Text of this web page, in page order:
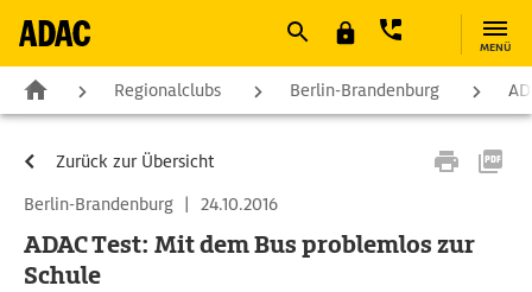
MENÜ
Regionalclubs Berlin-Brandenburg
Zurück zur Übersicht
Berlin-Brandenburg | 24.10.2016
ADAC Test: Mit dem Bus problemlos zur
Schule